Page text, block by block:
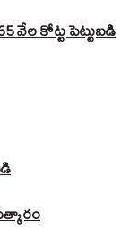
వేల కోట్ట పెట్టుబడి